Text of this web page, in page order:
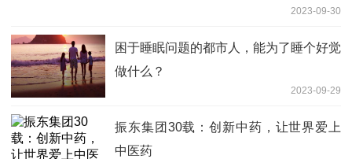
2023-09-30
困于睡眠问题的都市人，能为了睡个好觉
做什么？
2023-09-29
振东集团30载：创新中药，让世界爱上
中医药